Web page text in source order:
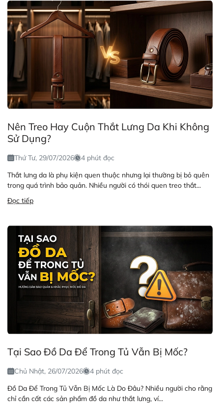
Nên Treo Hay Cuộn Thắt Lưng Da Khi Không
Sử Dụng?
Thứ Tư, 29/07/2026
4 phút đọc
Thắt lưng da là phụ kiện quen thuộc nhưng lại thường bị bỏ quên
trong quá trình bảo quản. Nhiều người có thói quen treo thắt...
Đọc tiếp
Tại Sao Đồ Da Để Trong Tủ Vẫn Bị Mốc?
Chủ Nhật, 26/07/2026
4 phút đọc
Đồ Da Để Trong Tủ Vẫn Bị Mốc Là Do Đâu? Nhiều người cho rằng
chỉ cần cất các sản phẩm đồ da như thắt lưng, ví...